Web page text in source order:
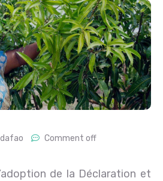
Comment off
de la Déclaration et